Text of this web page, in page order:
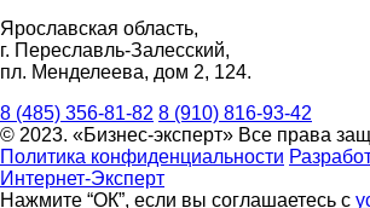
Ярославская область,
г. Переславль-Залесский,
пл. Менделеева, дом 2, 124.
8 (485) 356-81-82 8 (910) 816-93-42
© 2023. «Бизнес-эксперт» Все права
Политика конфиденциальности
Интернет-Эксперт
Нажмите “ОК”, если вы соглашаетесь с